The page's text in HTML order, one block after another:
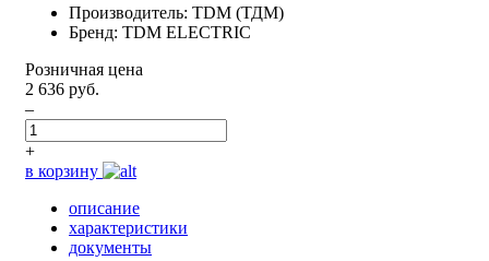
Производитель: TDM (ТДМ)
Бренд: TDM ELECTRIC
Розничная цена
2 636 руб.
–
+
в корзину
описание
характеристики
документы